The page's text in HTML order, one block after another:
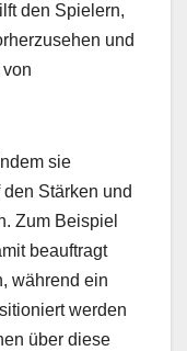
den Spielern,
und
sie
Stärken und
Zum Beispiel
beauftragt
während ein
werden
über diese